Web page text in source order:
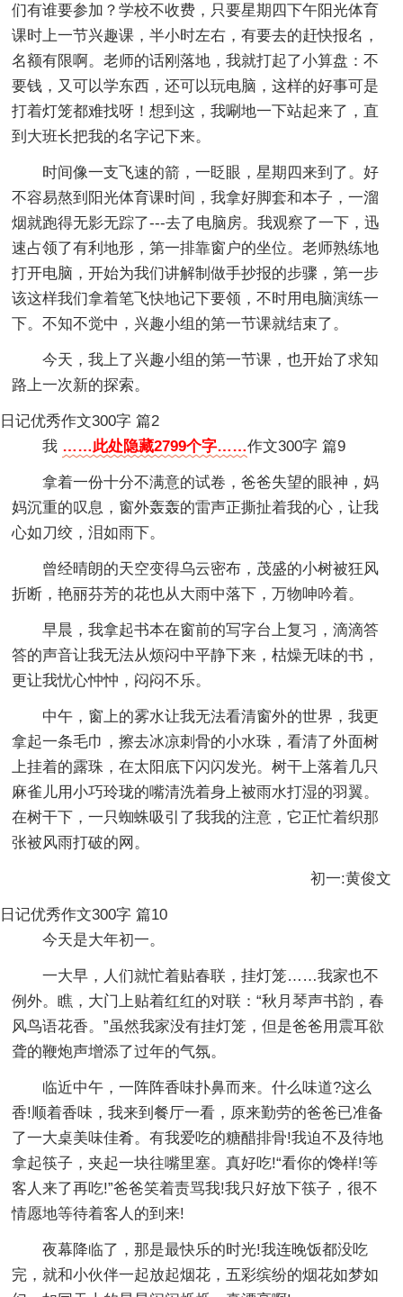
们有谁要参加？学校不收费，只要星期四下午阳光体育
课时上一节兴趣课，半小时左右，有要去的赶快报名，
名额有限啊。老师的话刚落地，我就打起了小算盘：不
要钱，又可以学东西，还可以玩电脑，这样的好事可是
打着灯笼都难找呀！想到这，我唰地一下站起来了，直
到大班长把我的名字记下来。
时间像一支飞速的箭，一眨眼，星期四来到了。好
不容易熬到阳光体育课时间，我拿好脚套和本子，一溜
烟就跑得无影无踪了---去了电脑房。我观察了一下，迅
速占领了有利地形，第一排靠窗户的坐位。老师熟练地
打开电脑，开始为我们讲解制做手抄报的步骤，第一步
该这样我们拿着笔飞快地记下要领，不时用电脑演练一
下。不知不觉中，兴趣小组的第一节课就结束了。
今天，我上了兴趣小组的第一节课，也开始了求知
路上一次新的探索。
日记优秀作文300字 篇2
我 ……此处隐藏2799个字……作文300字 篇9
拿着一份十分不满意的试卷，爸爸失望的眼神，妈
妈沉重的叹息，窗外轰轰的雷声正撕扯着我的心，让我
心如刀绞，泪如雨下。
曾经晴朗的天空变得乌云密布，茂盛的小树被狂风
折断，艳丽芬芳的花也从大雨中落下，万物呻吟着。
早晨，我拿起书本在窗前的写字台上复习，滴滴答
答的声音让我无法从烦闷中平静下来，枯燥无味的书，
更让我忧心忡忡，闷闷不乐。
中午，窗上的雾水让我无法看清窗外的世界，我更
拿起一条毛巾，擦去冰凉刺骨的小水珠，看清了外面树
上挂着的露珠，在太阳底下闪闪发光。树干上落着几只
麻雀儿用小巧玲珑的嘴清洗着身上被雨水打湿的羽翼。
在树干下，一只蜘蛛吸引了我我的注意，它正忙着织那
张被风雨打破的网。
初一:黄俊文
日记优秀作文300字 篇10
今天是大年初一。
一大早，人们就忙着贴春联，挂灯笼……我家也不
例外。瞧，大门上贴着红红的对联：“秋月琴声书韵，春
风鸟语花香。”虽然我家没有挂灯笼，但是爸爸用震耳欲
聋的鞭炮声增添了过年的气氛。
临近中午，一阵阵香味扑鼻而来。什么味道?这么
香!顺着香味，我来到餐厅一看，原来勤劳的爸爸已准备
了一大桌美味佳肴。有我爱吃的糖醋排骨!我迫不及待地
拿起筷子，夹起一块往嘴里塞。真好吃!“看你的馋样!等
客人来了再吃!”爸爸笑着责骂我!我只好放下筷子，很不
情愿地等待着客人的到来!
夜幕降临了，那是最快乐的时光!我连晚饭都没吃
完，就和小伙伴一起放起烟花，五彩缤纷的烟花如梦如